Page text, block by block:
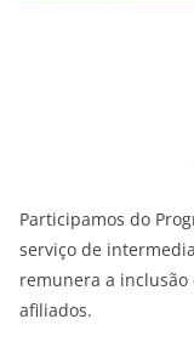
Participamos do
serviço de
remunera a
afiliados.